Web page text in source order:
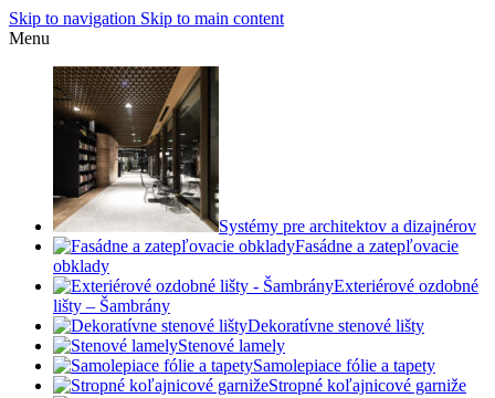
Skip to navigation Skip to main content
Menu
Systémy pre architektov a dizajnérov
Fasádne a zatepľovacie
obklady
Exteriérové ozdobné
lišty – Šambrány
Dekoratívne stenové lišty
Stenové lamely
Samolepiace fólie a tapety
Stropné koľajnicové garniže